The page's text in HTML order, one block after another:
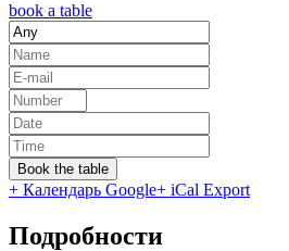
book a table
Book the table
+ Календарь Google+ iCal Export
Подробности